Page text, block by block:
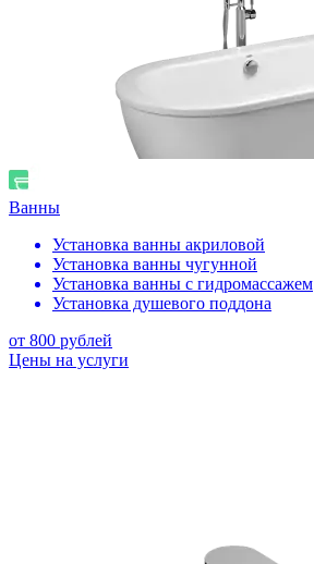
Ванны
Установка ванны акриловой
Установка ванны чугунной
Установка ванны с гидромассажем
Установка душевого поддона
от 800 рублей
Цены на услуги